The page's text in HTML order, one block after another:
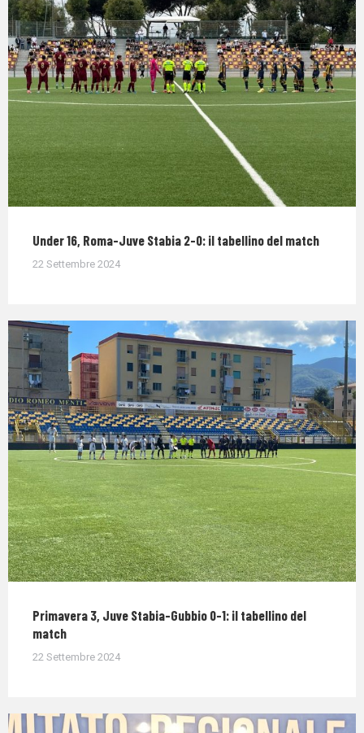
Under 16, Roma-Juve Stabia 2-0: il tabellino del match
22 Settembre 2024
Primavera 3, Juve Stabia-Gubbio 0-1: il tabellino del
match
22 Settembre 2024